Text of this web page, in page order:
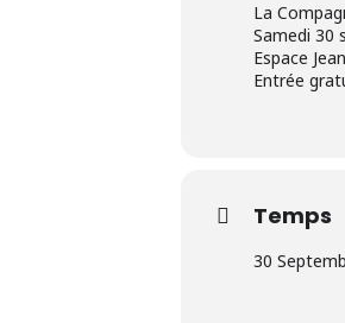
La
Samedi 30
Espace
Entrée
Temps
30